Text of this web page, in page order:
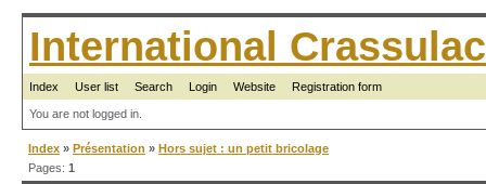
International
Index User list Search Login Website Registration form
You are not logged in.
Index » Présentation » Hors sujet : un petit bricolage
Pages: 1